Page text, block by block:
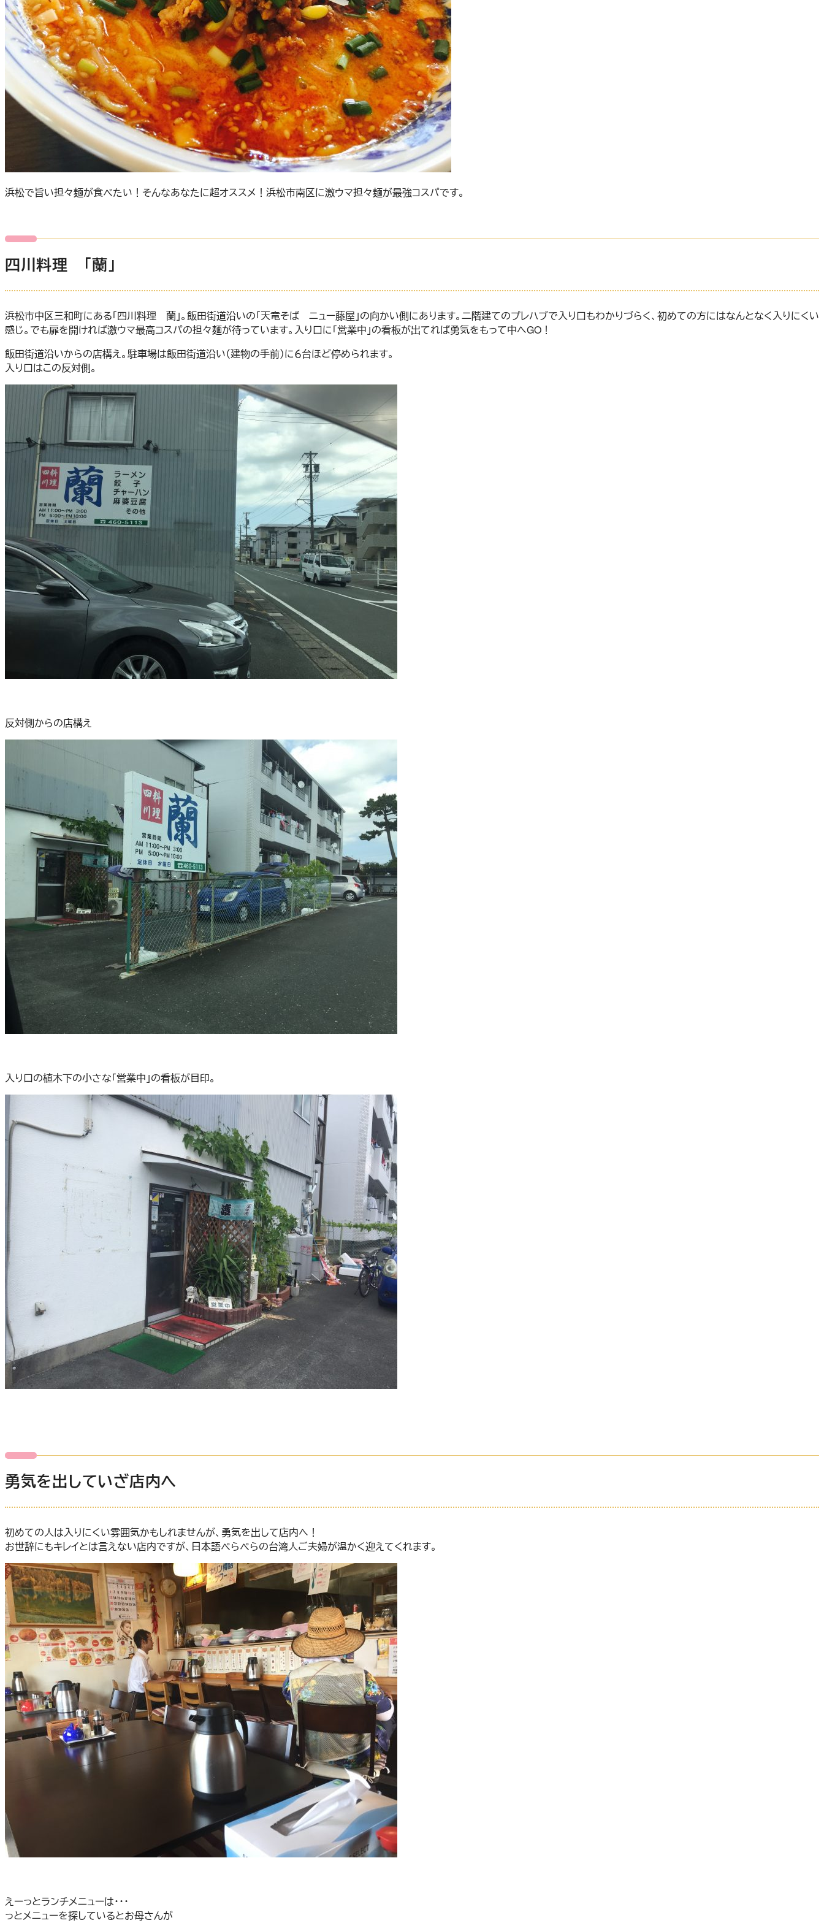
浜松で旨い担々麺が食べたい！そんなあなたに超オススメ！浜松市南区に激ウマ担々麺が最強コスパです。
四川料理 「蘭」
浜松市中区三和町にある「四川料理 蘭」。飯田街道沿いの「天竜そば ニュー藤屋」の向かい側にあります。二階建てのプレハブで入り口もわかりづらく、初めての方にはなんとなく入りにくい
感じ。でも扉を開ければ激ウマ最高コスパの担々麺が待っています。入り口に「営業中」の看板が出てれば勇気をもって中へGO！
飯田街道沿いからの店構え。駐車場は飯田街道沿い（建物の手前）に６台ほど停められます。
入り口はこの反対側。
反対側からの店構え
入り口の植木下の小さな「営業中」の看板が目印。
勇気を出していざ店内へ
初めての人は入りにくい雰囲気かもしれませんが、勇気を出して店内へ！
お世辞にもキレイとは言えない店内ですが、日本語ぺらぺらの台湾人ご夫婦が温かく迎えてくれます。
えーっとランチメニューは・・・
っとメニューを探しているとお母さんが